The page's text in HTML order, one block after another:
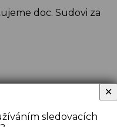
doc. Sudovi za
sledovacích
✕